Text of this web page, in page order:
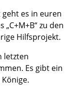
geht es in euren
zu den
Hilfsprojekt.
letzten
Es gibt ein